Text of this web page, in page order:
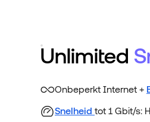
Unlimited
Onbeperkt Internet +
Snelheid tot 1 Gbit/s: